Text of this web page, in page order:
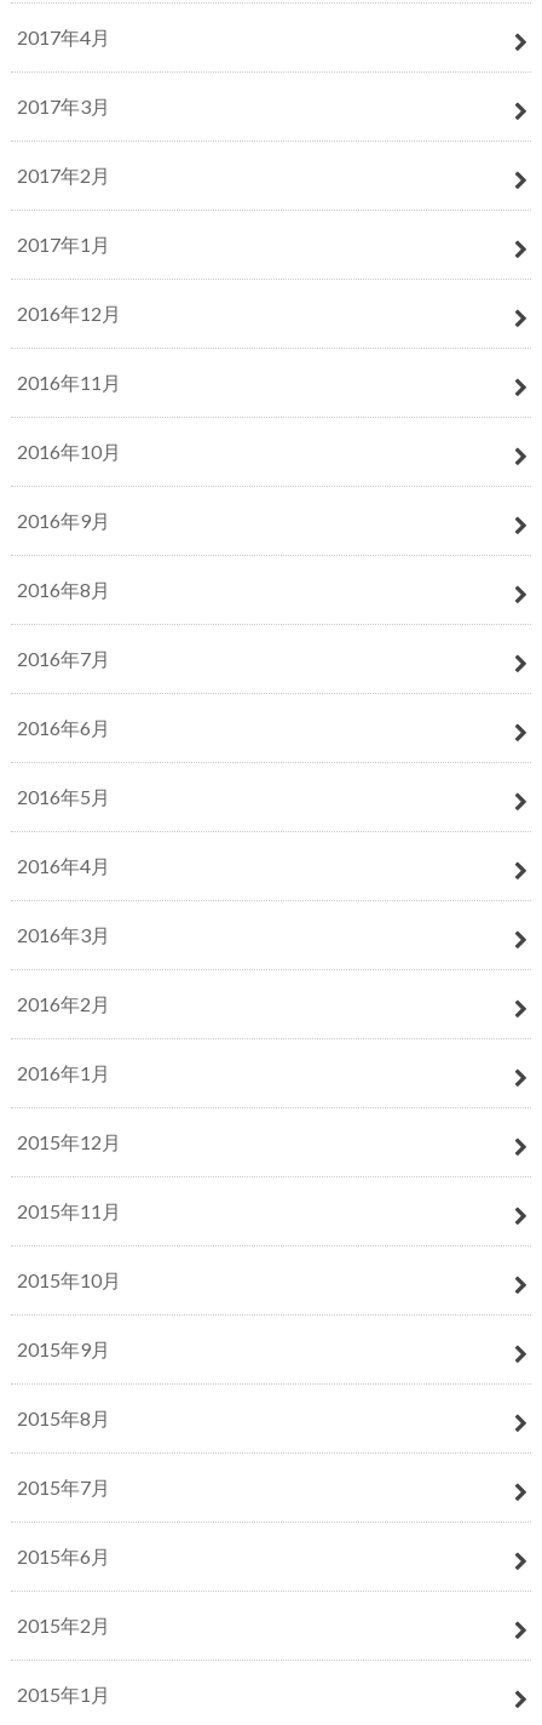
2017年4月
2017年3月
2017年2月
2017年1月
2016年12月
2016年11月
2016年10月
2016年9月
2016年8月
2016年7月
2016年6月
2016年5月
2016年4月
2016年3月
2016年2月
2016年1月
2015年12月
2015年11月
2015年10月
2015年9月
2015年8月
2015年7月
2015年6月
2015年2月
2015年1月